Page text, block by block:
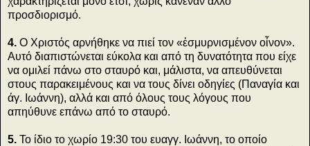
προσδιορισμό.
4. Ο Χριστός αρνήθηκε να πιεί τον «ἐσμυρνισμένον οἶνον».
Αυτό διαπιστώνεται εύκολα και από τη δυνατότητα που είχε
να ομιλεί πάνω στο σταυρό και, μάλιστα, να απευθύνεται
στους παρακειμένους και να τους δίνει οδηγίες (Παναγία και
άγ. Ιωάννη), αλλά και από όλους τους λόγους που
απηύθυνε επάνω από το σταυρό.
5. Το ίδιο το χωρίο 19:30 του ευαγγ. Ιωάννη, το οποίο